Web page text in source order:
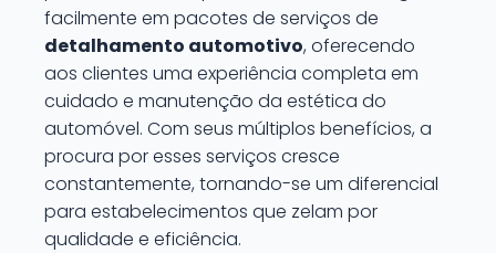
facilmente em pacotes de serviços de
detalhamento automotivo, oferecendo
aos clientes uma experiência completa em
cuidado e manutenção da estética do
automóvel. Com seus múltiplos benefícios, a
procura por esses serviços cresce
constantemente, tornando-se um diferencial
para estabelecimentos que zelam por
qualidade e eficiência.